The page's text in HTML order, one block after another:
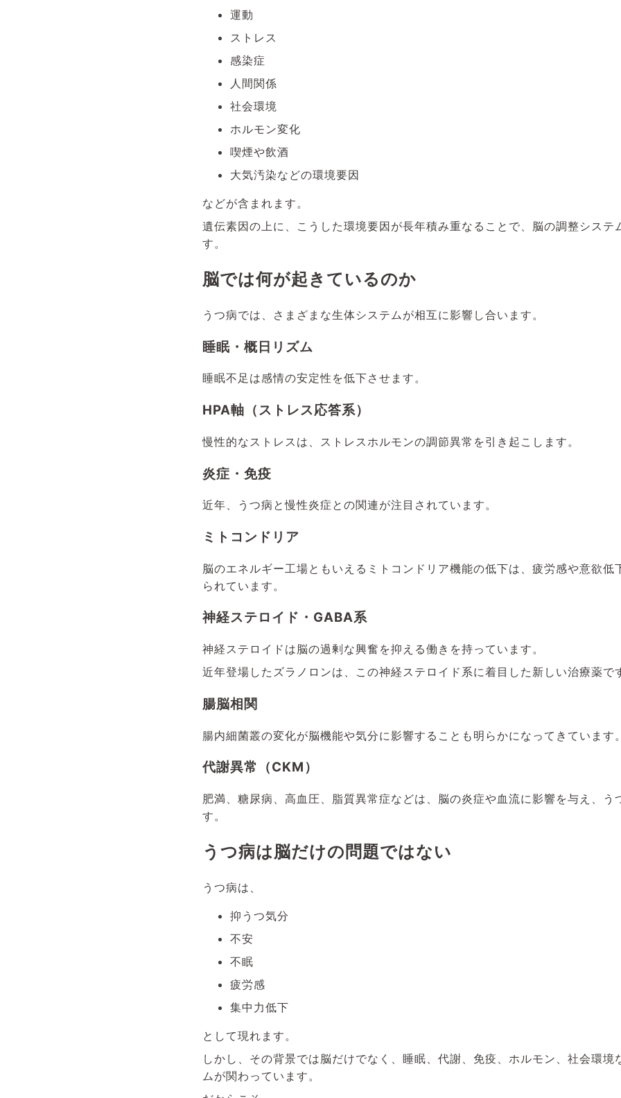
運動
ストレス
感染症
人間関係
社会環境
ホルモン変化
喫煙や飲酒
大気汚染などの環境要因
などが含まれます。
遺伝素因の上に、こうした環境要因が長年積み重なることで、脳の調整システ
す。
脳では何が起きているのか
うつ病では、さまざまな生体システムが相互に影響し合います。
睡眠・概日リズム
睡眠不足は感情の安定性を低下させます。
HPA軸（ストレス応答系）
慢性的なストレスは、ストレスホルモンの調節異常を引き起こします。
炎症・免疫
近年、うつ病と慢性炎症との関連が注目されています。
ミトコンドリア
脳のエネルギー工場ともいえるミトコンドリア機能の低下は、疲労感や意欲低
られています。
神経ステロイド・GABA系
神経ステロイドは脳の過剰な興奮を抑える働きを持っています。
近年登場したズラノロンは、この神経ステロイド系に着目した新しい治療薬で
腸脳相関
腸内細菌叢の変化が脳機能や気分に影響することも明らかになってきています。
代謝異常（CKM）
肥満、糖尿病、高血圧、脂質異常症などは、脳の炎症や血流に影響を与え、う
す。
うつ病は脳だけの問題ではない
うつ病は、
抑うつ気分
不安
不眠
疲労感
集中力低下
として現れます。
しかし、その背景では脳だけでなく、睡眠、代謝、免疫、ホルモン、社会環境
ムが関わっています。